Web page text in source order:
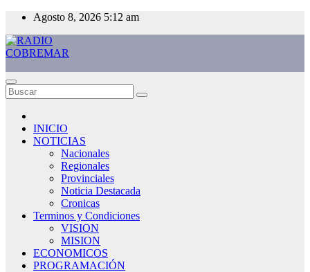
Saltar
contenido
Agosto 8, 2026 5:12 am
INICIO
NOTICIAS
Nacionales
Regionales
Provinciales
Noticia Destacada
Cronicas
Terminos y Condiciones
VISION
MISION
ECONOMICOS
PROGRAMACIÓN